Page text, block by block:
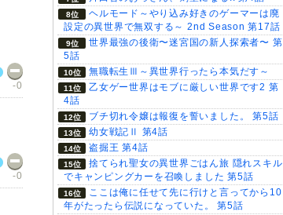
-0
-0
ヘルモード～やり込み好きのゲーマーは廃
設定の異世界で無双する～ 2nd Season 第17話
世界最強の後衛〜迷宮国の新人探索者〜 第
5話
無職転生Ⅲ～異世界行ったら本気だす～
乙女ゲー世界はモブに厳しい世界です2 第
4話
ブチ切れ令嬢は報復を誓いました。 第5話
幼女戦記Ⅱ 第4話
盗掘王 第4話
捨てられ聖女の異世界ごはん旅 隠れスキル
でキャンピングカーを召喚しました 第5話
ここは俺に任せて先に行けと言ってから10
年がたったら伝説になっていた。 第5話